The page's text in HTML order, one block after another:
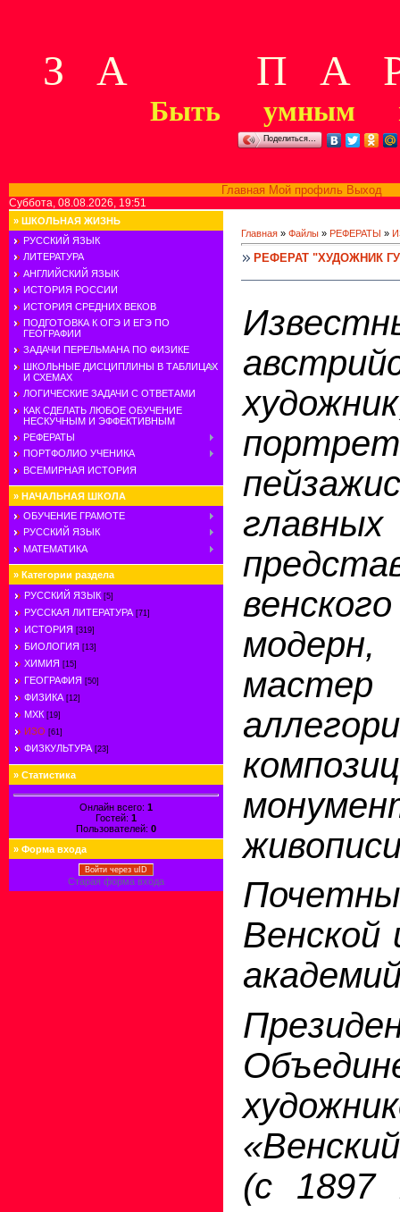
З А П А Р
Быть умным
Поделиться…
Главная Мой профиль Выход
Суббота, 08.08.2026, 19:51
» ШКОЛЬНАЯ ЖИЗНЬ
РУССКИЙ ЯЗЫК
ЛИТЕРАТУРА
АНГЛИЙСКИЙ ЯЗЫК
ИСТОРИЯ РОССИИ
ИСТОРИЯ СРЕДНИХ ВЕКОВ
ПОДГОТОВКА К ОГЭ И ЕГЭ ПО
ГЕОГРАФИИ
ЗАДАЧИ ПЕРЕЛЬМАНА ПО ФИЗИКЕ
ШКОЛЬНЫЕ ДИСЦИПЛИНЫ В ТАБЛИЦАХ
И СХЕМАХ
ЛОГИЧЕСКИЕ ЗАДАЧИ С ОТВЕТАМИ
КАК СДЕЛАТЬ ЛЮБОЕ ОБУЧЕНИЕ
НЕСКУЧНЫМ И ЭФФЕКТИВНЫМ
РЕФЕРАТЫ
ПОРТФОЛИО УЧЕНИКА
ВСЕМИРНАЯ ИСТОРИЯ
» НАЧАЛЬНАЯ ШКОЛА
ОБУЧЕНИЕ ГРАМОТЕ
РУССКИЙ ЯЗЫК
МАТЕМАТИКА
» Категории раздела
РУССКИЙ ЯЗЫК [5]
РУССКАЯ ЛИТЕРАТУРА [71]
ИСТОРИЯ [319]
БИОЛОГИЯ [13]
ХИМИЯ [15]
ГЕОГРАФИЯ [50]
ФИЗИКА [12]
МХК [19]
ИЗО [61]
ФИЗКУЛЬТУРА [23]
» Статистика
Онлайн всего: 1
Гостей: 1
Пользователей: 0
» Форма входа
Войти через uID
Старая форма входа
Главная » Файлы » РЕФЕРАТЫ »
РЕФЕРАТ "ХУДОЖНИК
главных
мастер
Венской
(с 1897